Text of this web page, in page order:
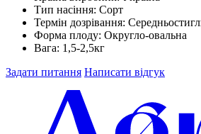
Тип насіння: Сорт
Термін дозрівання:
Форма плоду: Округло-овальна
Вага: 1,5-2,5кг
Задати питання Написати відгук